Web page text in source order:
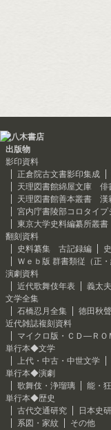
出版物
影印資料
正倉院古文書影印集成
天理図書館綿屋文庫 俳
天理図書館善本叢書 漢
宮内庁書陵部コロタイプ
東京大学史料編纂所叢書
翻刻資料
史料纂集 古記録編
Ｗｅｂ版 群書類従（正・
演劇資料
近代歌舞伎年表
義太
文学全集
石橋忍月全集
徳田秋
近代雑誌複刻資料
マイクロ版・ＣＤ―ＲＯ
単行本◆文学
上代・中古・中世文学
単行本◆演劇
歌舞伎・浄瑠璃
能・
単行本◆歴史
古代交通研究
日本史
系図・家紋
その他